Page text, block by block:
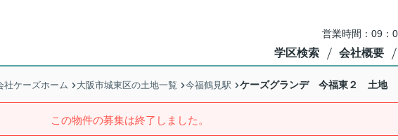
営業時間：09：
学区検索 会社概要
社ケーズホーム 大阪市城東区の土地一覧 今福鶴見駅 ケーズグランデ 今福東２ 土地
この物件の募集は終了しました。